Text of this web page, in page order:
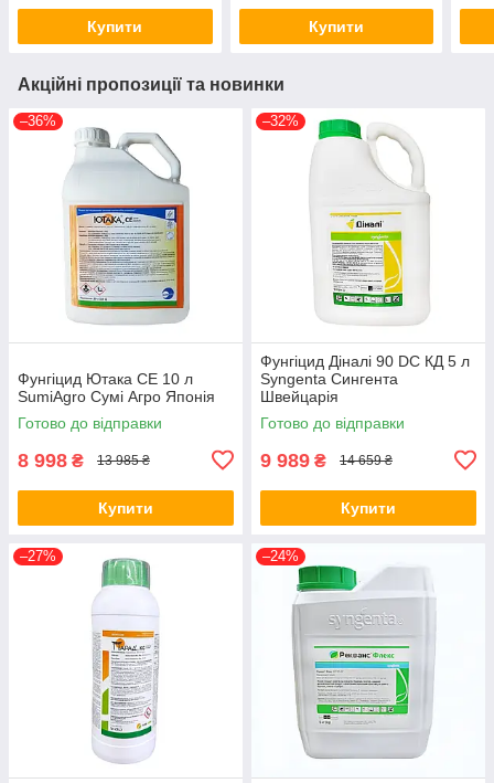
Купити Купити
Акційні пропозиції та новинки
–36%
Фунгіцид Ютака СЕ 10 л
SumiAgro Сумі Агро Японія
Готово до відправки
8 998 ₴ 13 985 ₴
Купити
–32%
Фунгіцид Діналі 90 DC КД 5 л
Syngenta Сингента
Швейцарія
Готово до відправки
9 989 ₴ 14 659 ₴
Купити
–27% –24%